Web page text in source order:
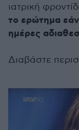
ιατρική
το ερώτημα
ημέρες
Διαβάστε